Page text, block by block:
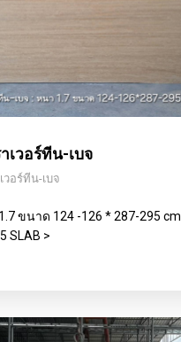
เวอร์ทีน-เบจ
วอร์ทีน-เบจ
ขนาด 124 -126 * 287-295
SLAB >